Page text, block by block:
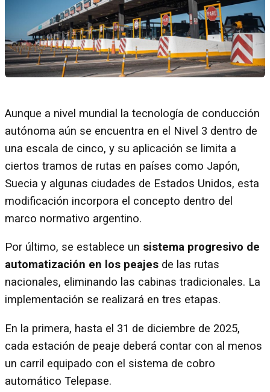
Aunque a nivel mundial la tecnología de conducción
autónoma aún se encuentra en el Nivel 3 dentro de
una escala de cinco, y su aplicación se limita a
ciertos tramos de rutas en países como Japón,
Suecia y algunas ciudades de Estados Unidos, esta
modificación incorpora el concepto dentro del
marco normativo argentino.
Por último, se establece un sistema progresivo de
automatización en los peajes de las rutas
nacionales, eliminando las cabinas tradicionales. La
implementación se realizará en tres etapas.
En la primera, hasta el 31 de diciembre de 2025,
cada estación de peaje deberá contar con al menos
un carril equipado con el sistema de cobro
automático Telepase.